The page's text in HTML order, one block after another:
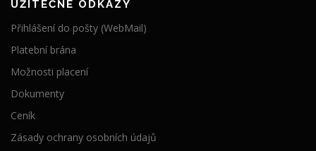
UŽITEČNÉ ODKAZY
Přihlášení do pošty (WebMail)
Platební brána
Možnosti placení
Dokumenty
Ceník
Zásady ochrany osobních údajů